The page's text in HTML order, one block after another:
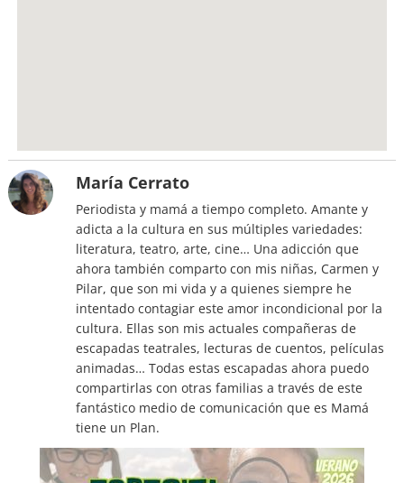
María Cerrato
Periodista y mamá a tiempo completo. Amante y
adicta a la cultura en sus múltiples variedades:
literatura, teatro, arte, cine… Una adicción que
ahora también comparto con mis niñas, Carmen y
Pilar, que son mi vida y a quienes siempre he
intentado contagiar este amor incondicional por la
cultura. Ellas son mis actuales compañeras de
escapadas teatrales, lecturas de cuentos, películas
animadas… Todas estas escapadas ahora puedo
compartirlas con otras familias a través de este
fantástico medio de comunicación que es Mamá
tiene un Plan.